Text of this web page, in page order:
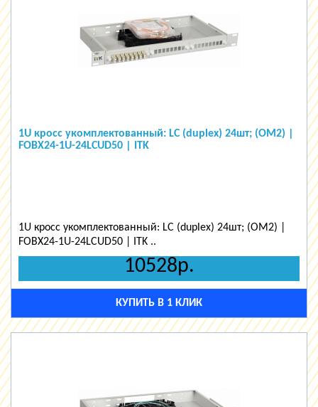
1U кросс укомплектованный: LC (duplex) 24шт; (OM2) |
FOBX24-1U-24LCUD50 | ITK
1U кросс укомплектованный: LC (duplex) 24шт; (OM2) |
FOBX24-1U-24LCUD50 | ITK ..
10528р.
КУПИТЬ В 1 КЛИК